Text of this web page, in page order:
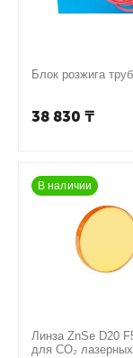
Блок розжига
38 830 ₸
В наличии
Линза ZnSe D20
для CO₂ лазерных